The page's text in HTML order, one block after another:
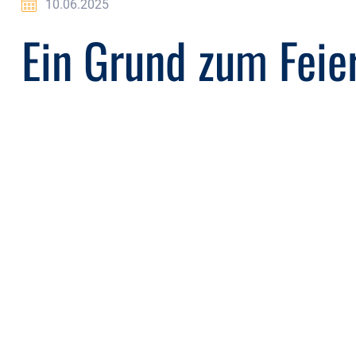
10.06.2025
Ein Grund zum